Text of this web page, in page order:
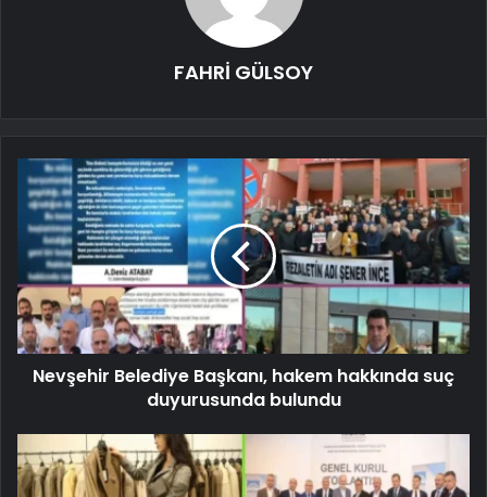
FAHRİ GÜLSOY
Nevşehir Belediye Başkanı, hakem hakkında suç
duyurusunda bulundu